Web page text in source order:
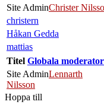
Site AdminChrister
christern
Håkan Gedda
mattias
Titel Globala
Site AdminLennarth
Nilsson
Hoppa till